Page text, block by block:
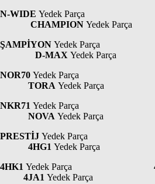
N-WIDE Yedek Parça
CHAMPION Yedek Parça
ŞAMPİYON Yedek Parça
D-MAX Yedek Parça
NOR70 Yedek Parça
TORA Yedek Parça
NKR71 Yedek Parça
NOVA Yedek Parça
PRESTİJ Yedek Parça
4HG1 Yedek Parça
4HK1 Yedek Parça
4JA1 Yedek Parça